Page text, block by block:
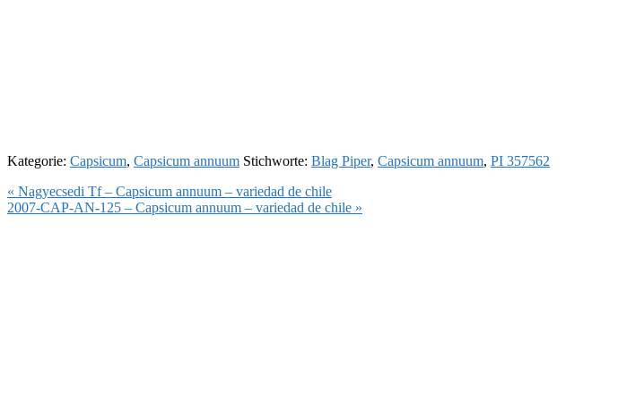
Kategorie: Capsicum, Capsicum annuum Stichworte: Blag Piper, Capsicum annuum, PI 357562
Vorheriger
Beitrag:
« Nagyecsedi Tf – Capsicum annuum – variedad de chile
Nächster
2007-CAP-AN-125 – Capsicum annuum – variedad de chile »